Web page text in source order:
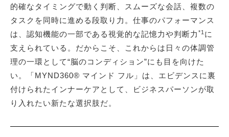
的確なタイミングで動く判断、スムーズな会話、複数の
タスクを同時に進める段取り力。仕事のパフォーマンス
は、認知機能の一部である視覚的な記憶力や判断力 *1 に
支えられている。だからこそ、これからは日々の体調管
理の一環として“脳のコンディション”にも目を向けた
い。「MYND360® マインド フル」は、エビデンスに裏
付けられたインナーケアとして、ビジネスパーソンが取
り入れたい新たな選択肢だ。